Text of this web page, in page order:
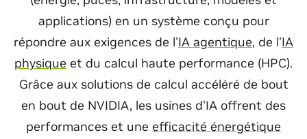
applications) en un système conçu pour
répondre aux exigences de l'IA agentique, de l'IA
physique et du calcul haute performance (HPC).
Grâce aux solutions de calcul accéléré de bout
en bout de NVIDIA, les usines d'IA offrent des
performances et une efficacité énergétique